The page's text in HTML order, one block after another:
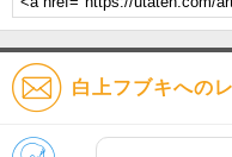
白上フブキへの
男性